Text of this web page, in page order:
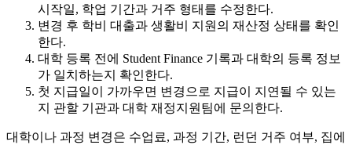
시작일, 학업 기간과 거주 형태를 수정한다.
변경 후 학비 대출과 생활비 지원의 재산정 상태를 확인
한다.
대학 등록 전에 Student Finance 기록과 대학의 등록 정보
가 일치하는지 확인한다.
첫 지급일이 가까우면 변경으로 지급이 지연될 수 있는
지 관할 기관과 대학 재정지원팀에 문의한다.
대학이나 과정 변경은 수업료, 과정 기간, 런던 거주 여부, 집에